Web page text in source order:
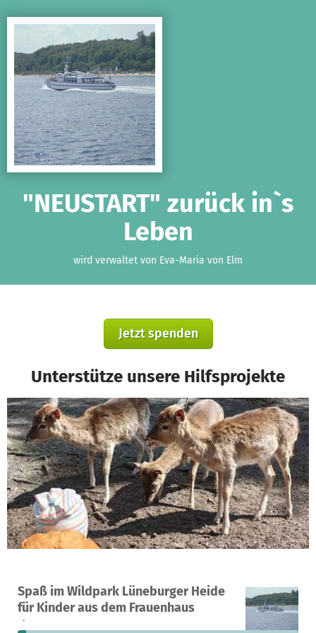
"NEUSTART" zurück in`s
Leben
wird verwaltet von Eva-Maria von Elm
Jetzt spenden
Unterstütze unsere Hilfsprojekte
Spaß im Wildpark Lüneburger Heide
für Kinder aus dem Frauenhaus
Ein Projekt in Norderstedt, Deutschland
1 3 % 770 €
fehlen noch